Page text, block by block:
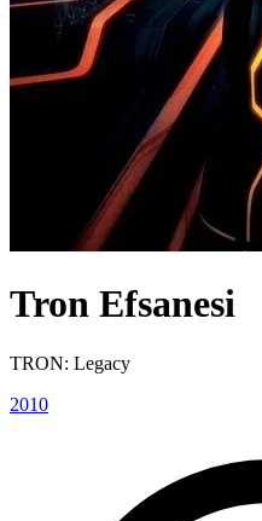
Tron Efsanesi
TRON: Legacy
2010